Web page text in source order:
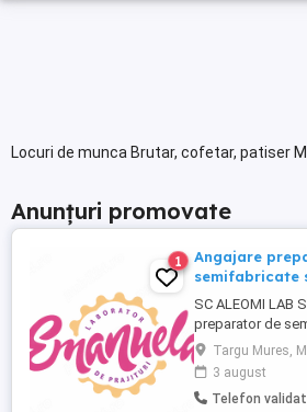
Locuri de munca Brutar, cofetar, patiser
Anunțuri promovate
1
Angajare
semifabricate
SC ALEOMI LAB
preparator de
culinare. Este
munca in
Ciucului nr. 12.
economie plus
Targu Mures,
3 august
Telefon validat